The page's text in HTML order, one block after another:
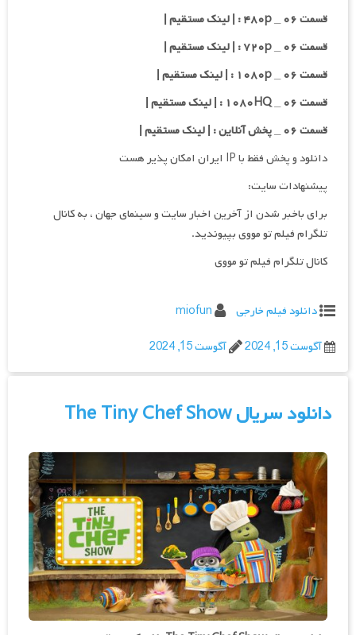
قسمت ۰۶ _ ۴۸۰p : | لینک مستقیم |
قسمت ۰۶ _ ۷۲۰p : | لینک مستقیم |
قسمت ۰۶ _ ۱۰۸۰p : | لینک مستقیم |
قسمت ۰۶ _ ۱۰۸۰HQ : | لینک مستقیم |
قسمت ۰۶ _ پخش آنلاین : | لینک مستقیم |
دانلود و پخش فقط با IP ایران امکان پذیر هست
پیشنهادات سایت:
برای باخبر شدن از آخرین اخبار سایت و سینمای جهان ، به کانال
تلگرام فیلم تو مووی بپیوندید.
کانال تلگرام فیلم تو مووی
دانلود فیلم خارجی
miofun
آگوست 15, 2024
آگوست 15, 2024
دانلود سریال The Tiny Chef Show